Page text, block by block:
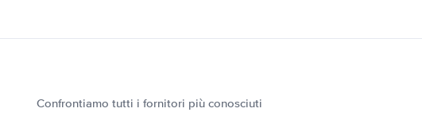
Confrontiamo tutti i fornitori più conosciuti